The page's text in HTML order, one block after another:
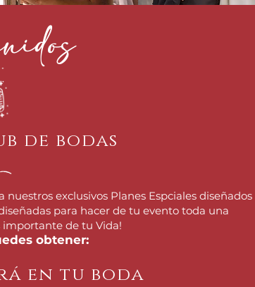
de bodas
nuestros exclusivos Planes Espciales diseñados
para hacer de tu evento toda una
importante de tu Vida!
obtener:
en tu boda